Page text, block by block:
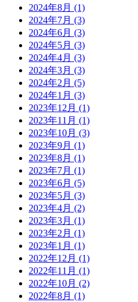
2024年8月 (1)
2024年7月 (3)
2024年6月 (3)
2024年5月 (3)
2024年4月 (3)
2024年3月 (3)
2024年2月 (5)
2024年1月 (3)
2023年12月 (1)
2023年11月 (1)
2023年10月 (3)
2023年9月 (1)
2023年8月 (1)
2023年7月 (1)
2023年6月 (5)
2023年5月 (3)
2023年4月 (2)
2023年3月 (1)
2023年2月 (1)
2023年1月 (1)
2022年12月 (1)
2022年11月 (1)
2022年10月 (2)
2022年8月 (1)